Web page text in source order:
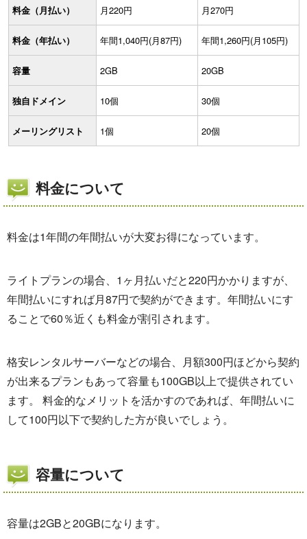
料金（月払い） 月220円 月270円
料金（年払い） 年間1,040円(月87円) 年間1,260円(月105円)
容量 2GB 20GB
独自ドメイン 10個 30個
メーリングリスト 1個 20個
料金について
料金は1年間の年間払いが大変お得になっています。
ライトプランの場合、1ヶ月払いだと220円かかりますが、
年間払いにすれば月87円で契約ができます。年間払いにす
ることで60％近くも料金が割引されます。
格安レンタルサーバーなどの場合、月額300円ほどから契約
が出来るプランもあって容量も100GB以上で提供されてい
ます。 料金的なメリットを活かすのであれば、年間払いに
して100円以下で契約した方が良いでしょう。
容量について
容量は2GBと20GBになります。